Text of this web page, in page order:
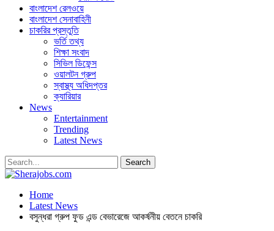
বাংলাদেশ রেলওয়ে
বাংলাদেশ সেনাবাহিনী
চাকরির প্রস্তুতি
ভর্তি তথ্য
শিক্ষা সংবাদ
সিভিল ডিফেন্স
ওয়ালটন গ্রুপ
স্বাস্থ্য অধিদপ্তর
ক্যারিয়ার
News
Entertainment
Trending
Latest News
Home
Latest News
বসুন্ধরা গ্রুপ ফুড এন্ড বেভারেজে আকর্ষনীয় বেতনে চাকরি